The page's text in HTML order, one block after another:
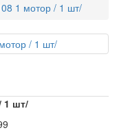
1 мотор / 1 шт/
1 шт/